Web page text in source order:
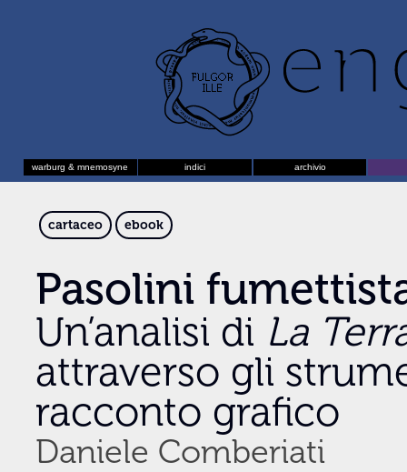
warburg & mnemosyne indici archivio
cartaceo ebook
Pasolini
Un’analisi di La
attraverso gli
racconto grafico
Daniele Comberiati